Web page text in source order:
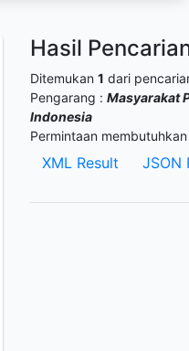
Hasil
Ditemukan 1 dari
Pengarang : Masyarakat
Indonesia
Permintaan membutuhkan
XML Result JSON